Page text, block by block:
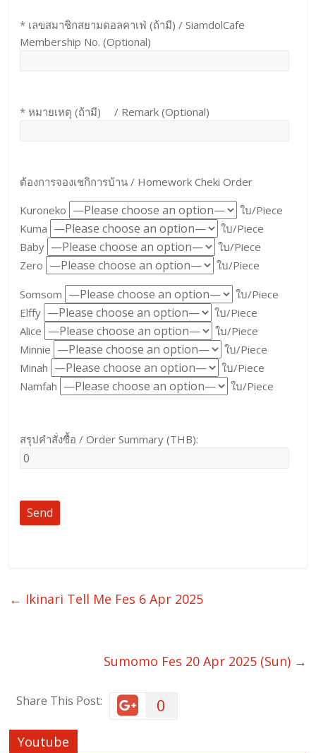
* เลขสมาชิกสยามดอลคาเฟ่ (ถ้ามี) / SiamdolCafe
Membership No. (Optional)
* หมายเหตุ (ถ้ามี) / Remark (Optional)
ต้องการจองเชกิการบ้าน / Homework Cheki Order
Kuroneko
ใบ/Piece
Kuma
ใบ/Piece
Baby
ใบ/Piece
Zero
ใบ/Piece
Somsom
ใบ/Piece
Elffy
ใบ/Piece
Alice
ใบ/Piece
Minnie
ใบ/Piece
Minah
ใบ/Piece
Namfah
ใบ/Piece
สรุปคำสั่งซื้อ / Order Summary (THB):
← Ikinari Tell Me Fes 6 Apr 2025
Sumomo Fes 20 Apr 2025 (Sun) →
Share This Post: 0
Youtube